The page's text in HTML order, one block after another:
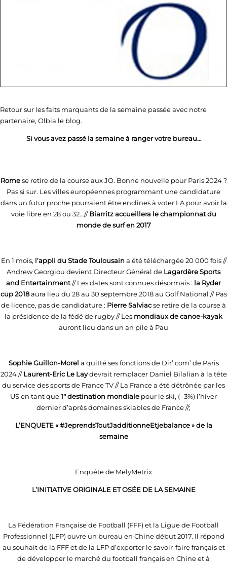
Retour sur les faits marquants de la semaine passée avec notre
partenaire, Olbia le blog.
Si vous avez passé la semaine à ranger votre bureau…
Romese retire de la course aux JO. Bonne nouvelle pour Paris 2024 ?
Pas si sur. Les villes européennes programmant une candidature
dans un futur proche pourraient être enclines à voter LA pour avoir la
voie libre en 28 ou 32…//Biarritz accueillera le championnat du
monde de surf en 2017
En 1 mois, l’appli du Stade Toulousaina été téléchargée 20 000 fois //
Andrew Georgiou devient Directeur Général de Lagardère Sports
and Entertainment// Les dates sont connues désormais : la Ryder
cup 2018aura lieu du 28 au 30 septembre 2018 au Golf National // Pas
de licence, pas de candidature : Pierre Salviacse retire de la course à
la présidence de la fédé de rugby // Les mondiaux de canoe-kayak
auront lieu dans un an pile à Pau
Sophie Guillon-Morel a quitté ses fonctions de Dir’ com’ de Paris
2024 //Laurent-Eric Le Laydevrait remplacer Daniel Bilalian à la tête
du service des sports de France TV // La France a été détrônée par les
US en tant que1° destination mondiale pour le ski, (- 3%) l’hiver
dernier d’après domaines skiables de France //;
L’ENQUETE « #JeprendsToutJadditionneEtjebalance » de la
semaine
Enquête de MelyMetrix
L’INITIATIVE ORIGINALE ET OSÉE DE LA SEMAINE
La Fédération Française de Football (FFF) et la Ligue de Football
Professionnel (LFP) ouvre un bureau en Chine début 2017. Il répond
au souhait de la FFF et de la LFP d’exporter le savoir-faire français et
de développer le marché du football français en Chine et à